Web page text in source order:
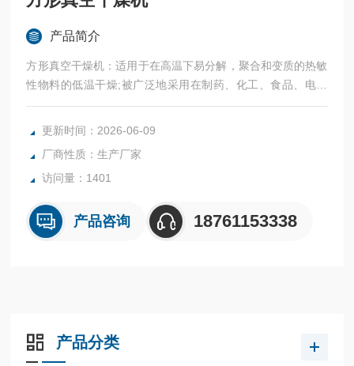
产品简介
方形真空干燥机：适用于在高温下易分解，聚合和变质的热敏
性物料的低温干燥;被广泛地采用在制药、化工、食品、电子
等行业。
更新时间：2026-06-09
厂商性质：生产厂家
访问量：1401
产品咨询 18761153338
产品分类